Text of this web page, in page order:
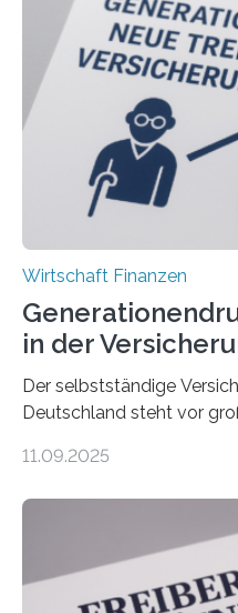
Wirtschaft Finanzen
in der
Der selbstständige
Deutschland steht vor
Dr. Matthias Beenken und
Bundesverbands
durchgeführt haben. Die
Antworten von 1.440
11.09.2025